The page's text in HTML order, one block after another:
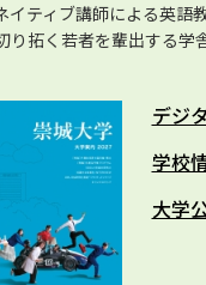
イティブ講師による英
拓く若者を輩出する学
デジ
学校
大学